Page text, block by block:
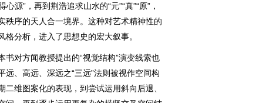
源”，再到荆浩追求山水的“元”“真”“原”，
秩序的天人合一境界。这种对艺术精神性的
分析，进入了思想史的宏大叙事。
对方闻教授提出的“视觉结构”演变线索也
、高远、深远之“三远”法则被视作空间构
维图案化的表现，到尝试运用斜向后退、